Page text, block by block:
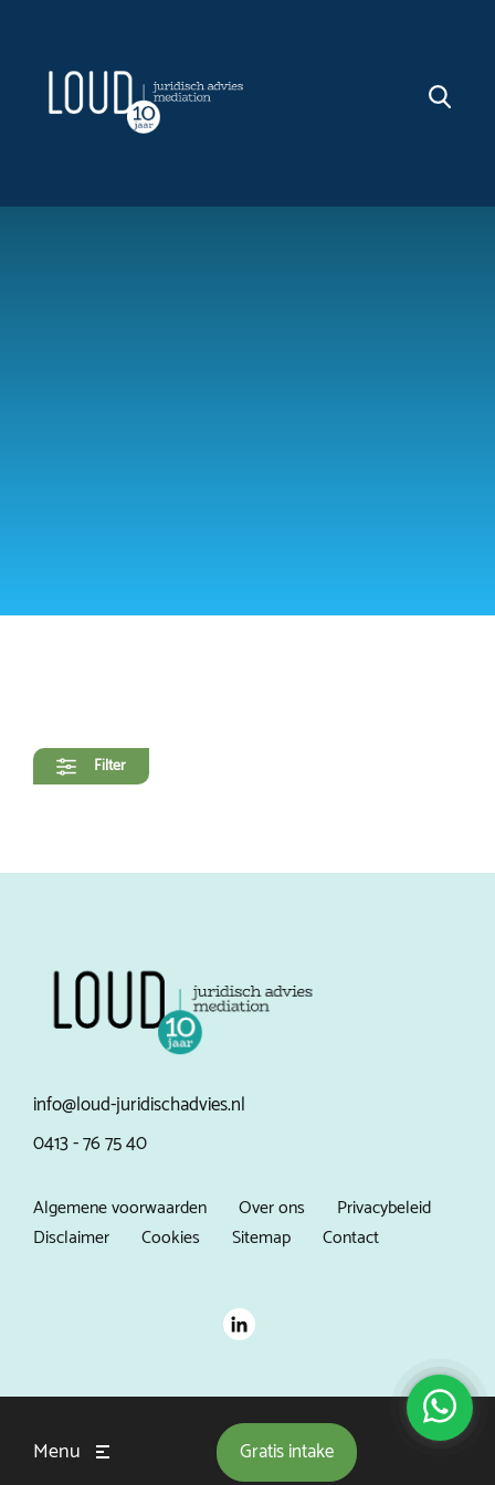
Menu Gratisintake
Filter
info@loud-juridischadvies.nl
0413 - 76 75 40
Algemene voorwaarden Over ons
Privacybeleid
Disclaimer
Cookies Sitemap Contact